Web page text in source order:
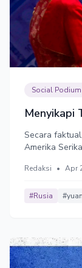
Social Podium
Menyikapi
Secara
Amerika
pada tahun
Redaksi • Apr
#Rusia #yuan